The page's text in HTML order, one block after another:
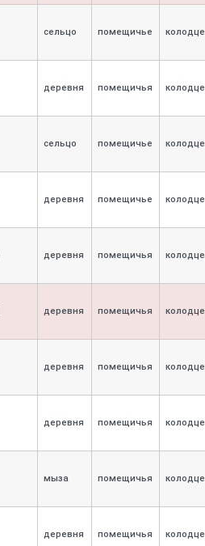
сельцо помещичье колодце
деревня помещичья колодце
сельцо помещичье колодце
деревня помещичье колодце
деревня помещичья колодце
деревня помещичья колодце
деревня помещичья колодце
деревня помещичья колодце
мыза помещичья колодце
деревня помещичья колодце